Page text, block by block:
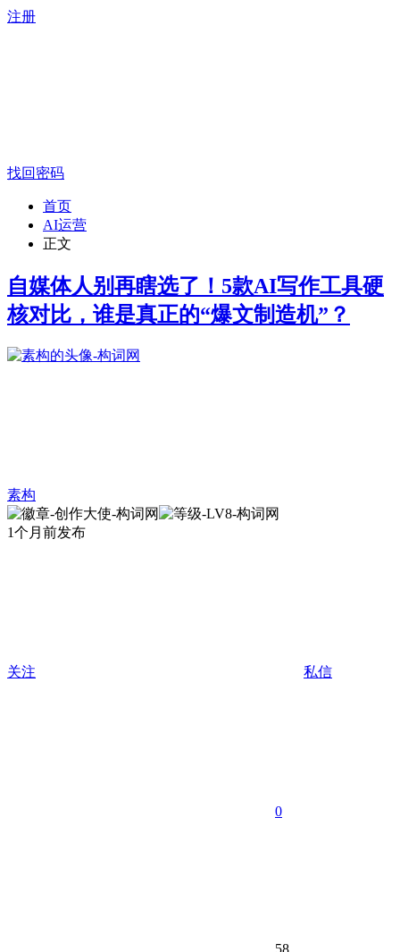
注册
找回密码
首页
AI运营
正文
自媒体人别再瞎选了！5款AI写作工具硬
核对比，谁是真正的“爆文制造机”？
素构
1个月前发布
关注 私信
0
58